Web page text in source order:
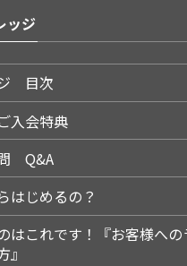
ッジ
目次
入会特典
Q&A
はじめるの？
はこれです！『お客様への
』